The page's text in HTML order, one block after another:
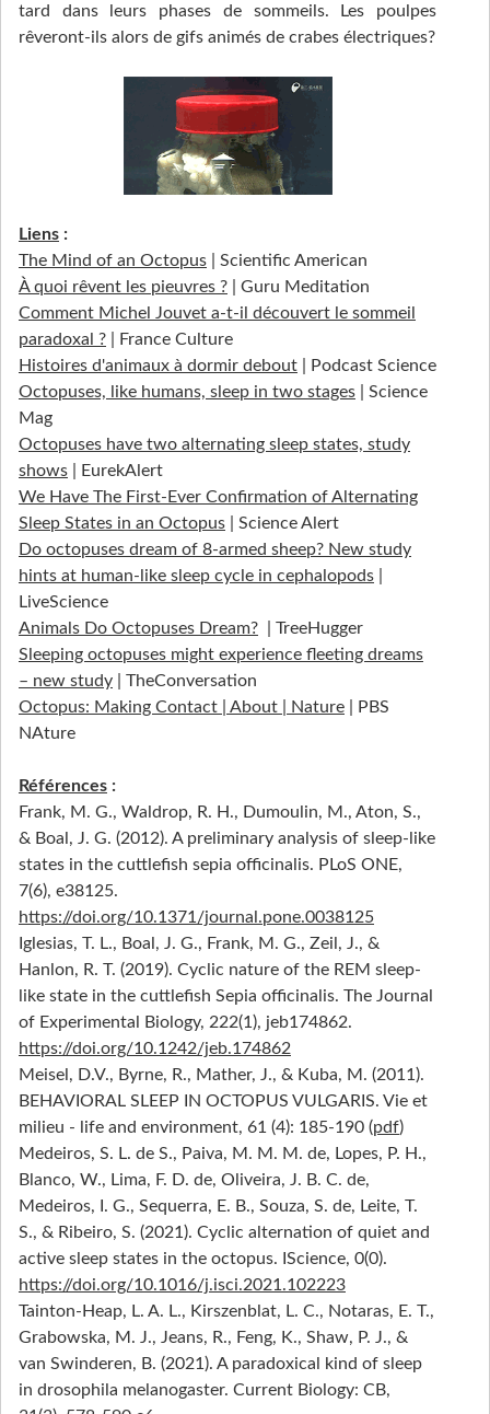
tard dans leurs phases de sommeils. Les poulpes
rêveront-ils alors de gifs animés de crabes électriques?
Liens :
The Mind of an Octopus | Scientific American
À quoi rêvent les pieuvres ? | Guru Meditation
Comment Michel Jouvet a-t-il découvert le sommeil
paradoxal ? | France Culture
Histoires d'animaux à dormir debout | Podcast Science
Octopuses, like humans, sleep in two stages | Science
Mag
Octopuses have two alternating sleep states, study
shows | EurekAlert
We Have The First-Ever Confirmation of Alternating
Sleep States in an Octopus | Science Alert
Do octopuses dream of 8-armed sheep? New study
hints at human-like sleep cycle in cephalopods
LiveScience
Animals Do Octopuses Dream? | TreeHugger
Sleeping octopuses might experience fleeting dreams
– new study | TheConversation
Octopus: Making Contact | About | Nature | PBS
NAture
Références :
Frank, M. G., Waldrop, R. H., Dumoulin, M., Aton, S.,
& Boal, J. G. (2012). A preliminary analysis of sleep-like
states in the cuttlefish sepia officinalis. PLoS ONE,
7(6), e38125.
https://doi.org/10.1371/journal.pone.0038125
Iglesias, T. L., Boal, J. G., Frank, M. G., Zeil, J., &
Hanlon, R. T. (2019). Cyclic nature of the REM sleep-
like state in the cuttlefish Sepia officinalis. The Journal
of Experimental Biology, 222(1), jeb174862.
https://doi.org/10.1242/jeb.174862
Meisel, D.V., Byrne, R., Mather, J., & Kuba, M. (2011).
BEHAVIORAL SLEEP IN OCTOPUS VULGARIS. Vie et
milieu - life and environment, 61 (4): 185-190 (pdf)
Medeiros, S. L. de S., Paiva, M. M. M. de, Lopes, P. H.,
Blanco, W., Lima, F. D. de, Oliveira, J. B. C. de,
Medeiros, I. G., Sequerra, E. B., Souza, S. de, Leite, T.
S., & Ribeiro, S. (2021). Cyclic alternation of quiet and
active sleep states in the octopus. IScience, 0(0).
https://doi.org/10.1016/j.isci.2021.102223
Tainton-Heap, L. A. L., Kirszenblat, L. C., Notaras, E. T.,
Grabowska, M. J., Jeans, R., Feng, K., Shaw, P. J., &
van Swinderen, B. (2021). A paradoxical kind of sleep
in drosophila melanogaster. Current Biology: CB,